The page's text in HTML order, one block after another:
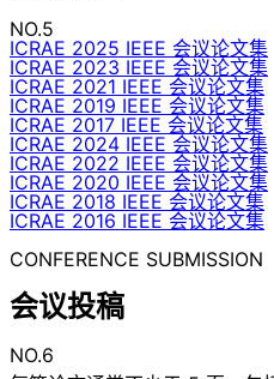
NO.5
ICRAE 2025 IEEE 会议论文集
ICRAE 2023 IEEE 会议论文集
ICRAE 2021 IEEE 会议论文集
ICRAE 2019 IEEE 会议论文集
ICRAE 2017 IEEE 会议论文集
ICRAE 2024 IEEE 会议论文集
ICRAE 2022 IEEE 会议论文集
ICRAE 2020 IEEE 会议论文集
ICRAE 2018 IEEE 会议论文集
ICRAE 2016 IEEE 会议论文集
CONFERENCE SUBMISSION
会议投稿
NO.6